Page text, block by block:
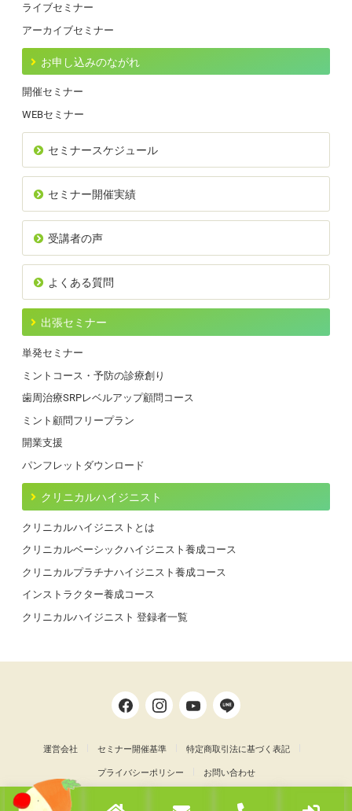
ライブセミナー
アーカイブセミナー
お申し込みのながれ
開催セミナー
WEBセミナー
セミナースケジュール
セミナー開催実績
受講者の声
よくある質問
出張セミナー
単発セミナー
ミントコース・予防の診療創り
歯周治療SRPレベルアップ顧問コース
ミント顧問フリープラン
開業支援
パンフレットダウンロード
クリニカルハイジニスト
クリニカルハイジニストとは
クリニカルベーシックハイジニスト養成コース
クリニカルプラチナハイジニスト養成コース
インストラクター養成コース
クリニカルハイジニスト 登録者一覧
運営会社 セミナー開催基準 特定商取引法に基づく表記
プライバシーポリシー お問い合わせ